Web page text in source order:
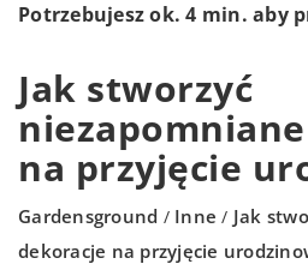
Potrzebujesz ok. 4 min. aby
Jak stworzyć
na przyjęcie
Gardensground / Inne / Jak
dekoracje na przyjęcie